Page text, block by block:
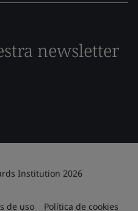
newsletter
Institution 2026
de uso Política de cookies